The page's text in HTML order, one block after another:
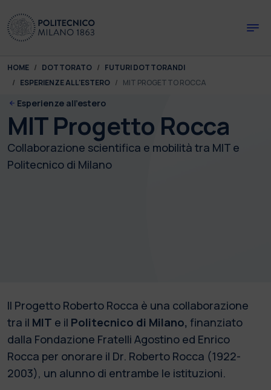
You are here:
HOME DOTTORATO
FUTURI DOTTORANDI
ESPERIENZE ALL'ESTERO
MIT PROGETTO ROCCA
Esperienze all'estero
MIT Progetto Rocca
Collaborazione scientifica e mobilità tra MIT e
Politecnico di Milano
Il Progetto Roberto Rocca è una collaborazione
tra il MIT e il Politecnico di Milano, finanziato
dalla Fondazione Fratelli Agostino ed Enrico
Rocca per onorare il Dr. Roberto Rocca (1922-
2003), un alunno di entrambe le istituzioni.